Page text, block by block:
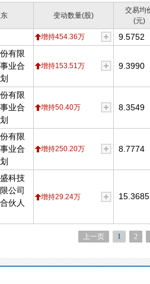
变动数量(股)
交易均
(元)
增持454.36万 9.5752
有限
业合
增持153.51万 9.3990
有限
业合
增持50.40万 8.3549
有限
业合
增持250.20万 8.7774
科技
公司
伙人
增持29.24万 15.3685
上一页 1 2